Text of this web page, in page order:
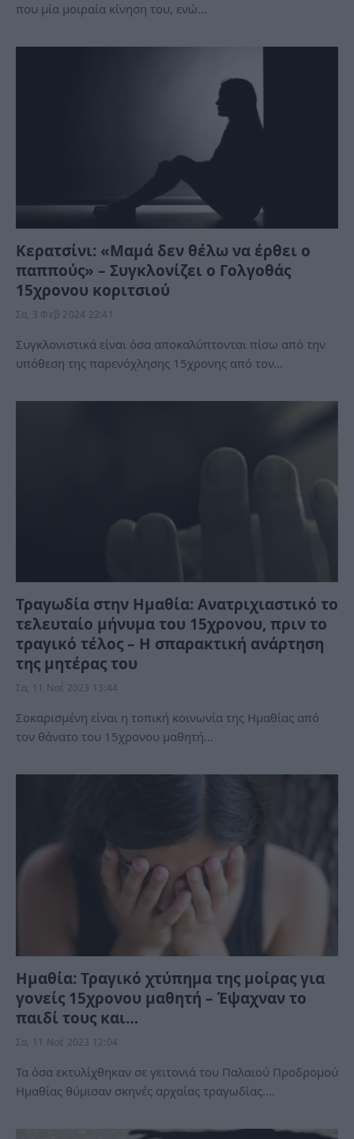
που μία μοιραία κίνηση του, ενώ…
Κερατσίνι: «Μαμά δεν θέλω να έρθει ο
παππούς» – Συγκλονίζει ο Γολγοθάς
15χρονου κοριτσιού
Σα, 3 Φεβ 2024 22:41
Συγκλονιστικά είναι όσα αποκαλύπτονται πίσω από την
υπόθεση της παρενόχλησης 15χρονης από τον…
Τραγωδία στην Ημαθία: Ανατριχιαστικό το
τελευταίο μήνυμα του 15χρονου, πριν το
τραγικό τέλος – Η σπαρακτική ανάρτηση
της μητέρας του
Σα, 11 Νοέ 2023 13:44
Σοκαρισμένη είναι η τοπική κοινωνία της Ημαθίας από
τον θάνατο του 15χρονου μαθητή…
Ημαθία: Τραγικό χτύπημα της μοίρας για
γονείς 15χρονου μαθητή – Έψαχναν το
παιδί τους και…
Σα, 11 Νοέ 2023 12:04
Τα όσα εκτυλίχθηκαν σε γειτονιά του Παλαιού Προδρομού
Ημαθίας θύμισαν σκηνές αρχαίας τραγωδίας.…